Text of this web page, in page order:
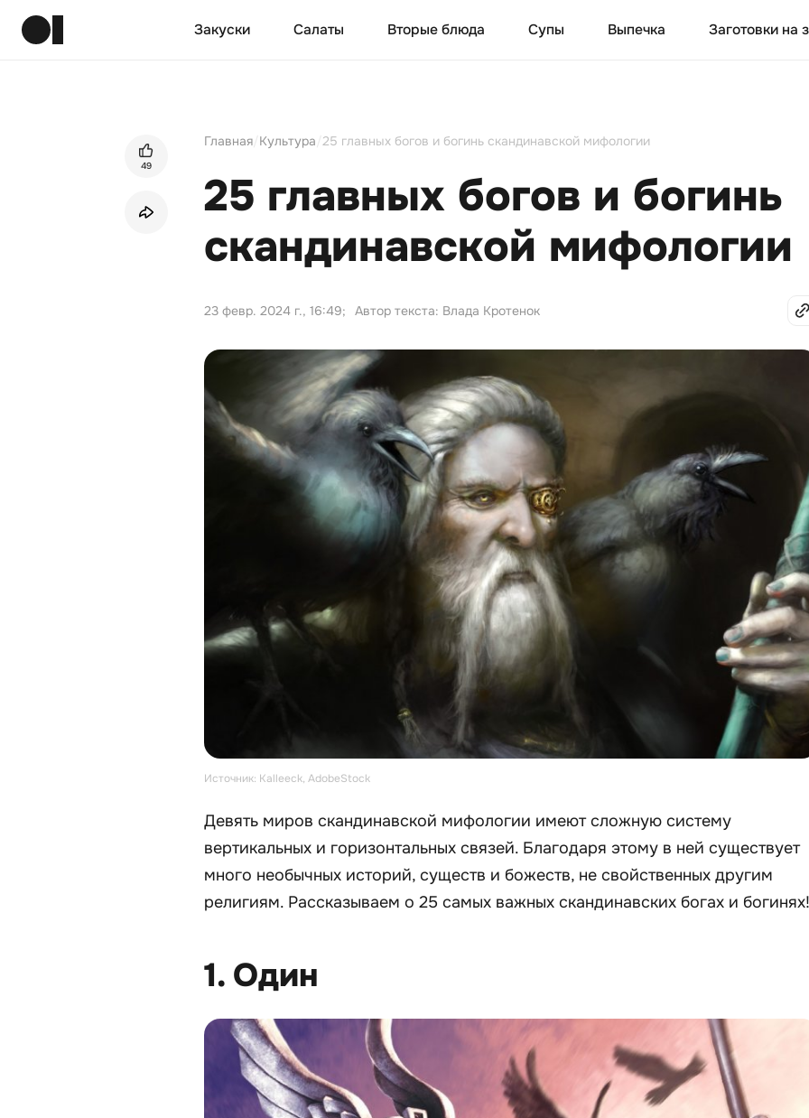
Закуски Салаты Вторые блюда Супы Выпечка Заготовки на
49
Главная Культура 25 главных богов и богинь скандинавской мифологии
25 главных богов и богинь
скандинавской мифологии
23 февр. 2024 г., 16:49; Автор текста: Влада Кротенок
Источник: Kalleeck, AdobeStock
Девять миров скандинавской мифологии имеют сложную систему
вертикальных и горизонтальных связей. Благодаря этому в ней существует
много необычных историй, существ и божеств, не свойственных другим
религиям. Рассказываем о 25 самых важных скандинавских богах и богинях!
1. Один